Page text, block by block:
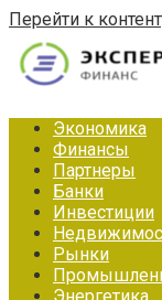
Перейти к
Экономика
Финансы
Партнеры
Банки
Инвестиции
Рынки